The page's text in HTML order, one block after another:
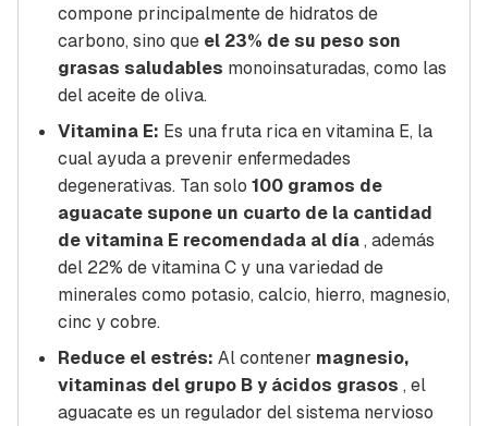
compone principalmente de hidratos de
carbono, sino que el 23% de su peso son
grasas saludables monoinsaturadas, como las
del aceite de oliva.
Vitamina E: Es una fruta rica en vitamina E, la
cual ayuda a prevenir enfermedades
degenerativas. Tan solo 100 gramos de
aguacate supone un cuarto de la cantidad
de vitamina E recomendada al día, además
del 22% de vitamina C y una variedad de
minerales como potasio, calcio, hierro, magnesio,
cinc y cobre.
Reduce el estrés: Al contener magnesio,
vitaminas del grupo B y ácidos grasos , el
aguacate es un regulador del sistema nervioso